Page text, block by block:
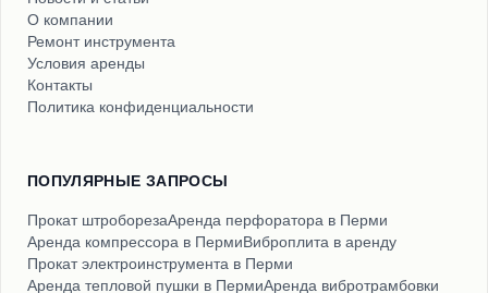
О компании
Ремонт инструмента
Условия аренды
Контакты
Политика конфиденциальности
ПОПУЛЯРНЫЕ ЗАПРОСЫ
Прокат штроборезаАренда перфоратора в Перми
Аренда компрессора в ПермиВиброплита в аренду
Прокат электроинструмента в Перми
Аренда тепловой пушки в ПермиАренда вибротрамбовки